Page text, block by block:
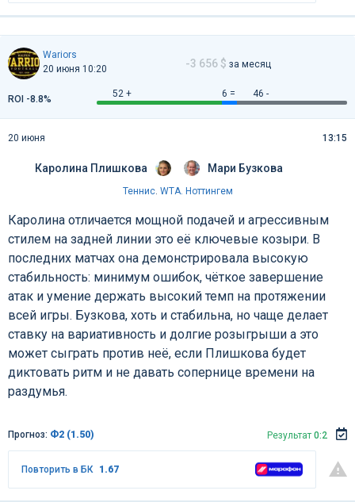
Wariors
20 июня 10:20
-3 656 $ за месяц
52 + 6 = 46 -
ROI -8.8%
Каролина Плишкова
20 июня 13:15
Мари Бузкова
Теннис. WTA. Ноттингем
Каролина отличается мощной подачей и агрессивным
стилем на задней линии это её ключевые козыри. В
последних матчах она демонстрировала высокую
стабильность: минимум ошибок, чёткое завершение
атак и умение держать высокий темп на протяжении
всей игры. Бузкова, хоть и стабильна, но чаще делает
ставку на вариативность и долгие розыгрыши а это
может сыграть против неё, если Плишкова будет
диктовать ритм и не давать сопернице времени на
раздумья.
Прогноз: Ф2 (1.50) Результат 0:2
Повторить в БК 1.67